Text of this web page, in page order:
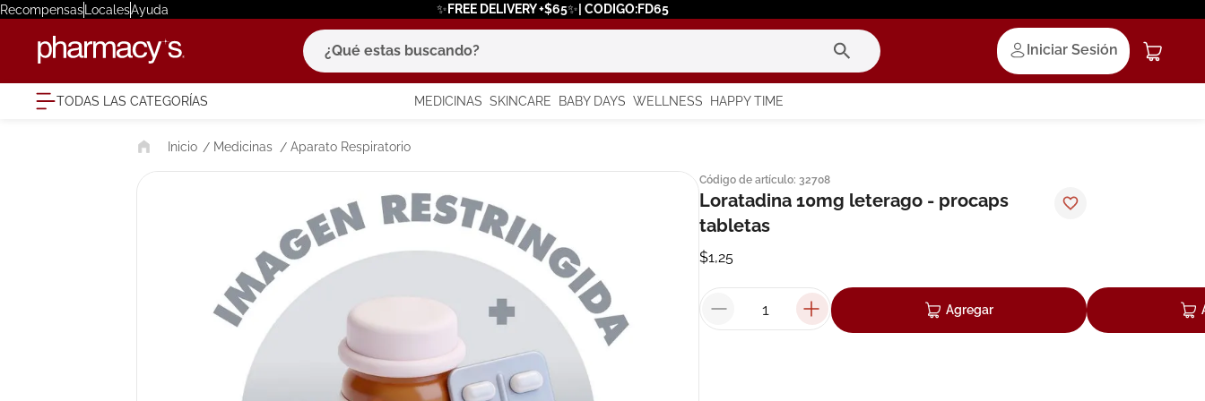
RecompensasLocalesAyuda ✨FREE DELIVERY +$65✨| CODIGO:FD65
¿Qué estas buscando?
Iniciar Sesión
TODAS LAS CATEGORÍAS MEDICINAS SKINCARE BABY DAYS WELLNESS HAPPY TIME
Medicinas Aparato Respiratorio
Código de artículo: 32708
Loratadina 10mg leterago - procaps
tabletas
$1,25
Agregar
términos más buscados
1. eucerin
3. bioderma
7.
. roche posay